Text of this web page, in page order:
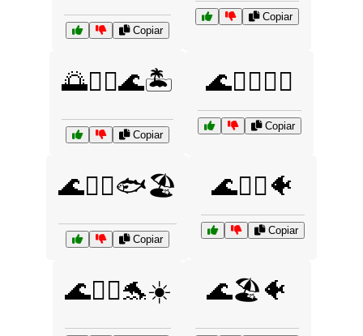
Copiar
Copiar
🌅🏊‍♂️🌊🏝️
Copiar
🌊🏄‍♀️🏄‍♂️
Copiar
🌊🏄‍♂️🐟🏖️
Copiar
🌊🏄‍♂️🐠
Copiar
🌊🏄‍♂️🐬☀️ 🌊🏖️🐠